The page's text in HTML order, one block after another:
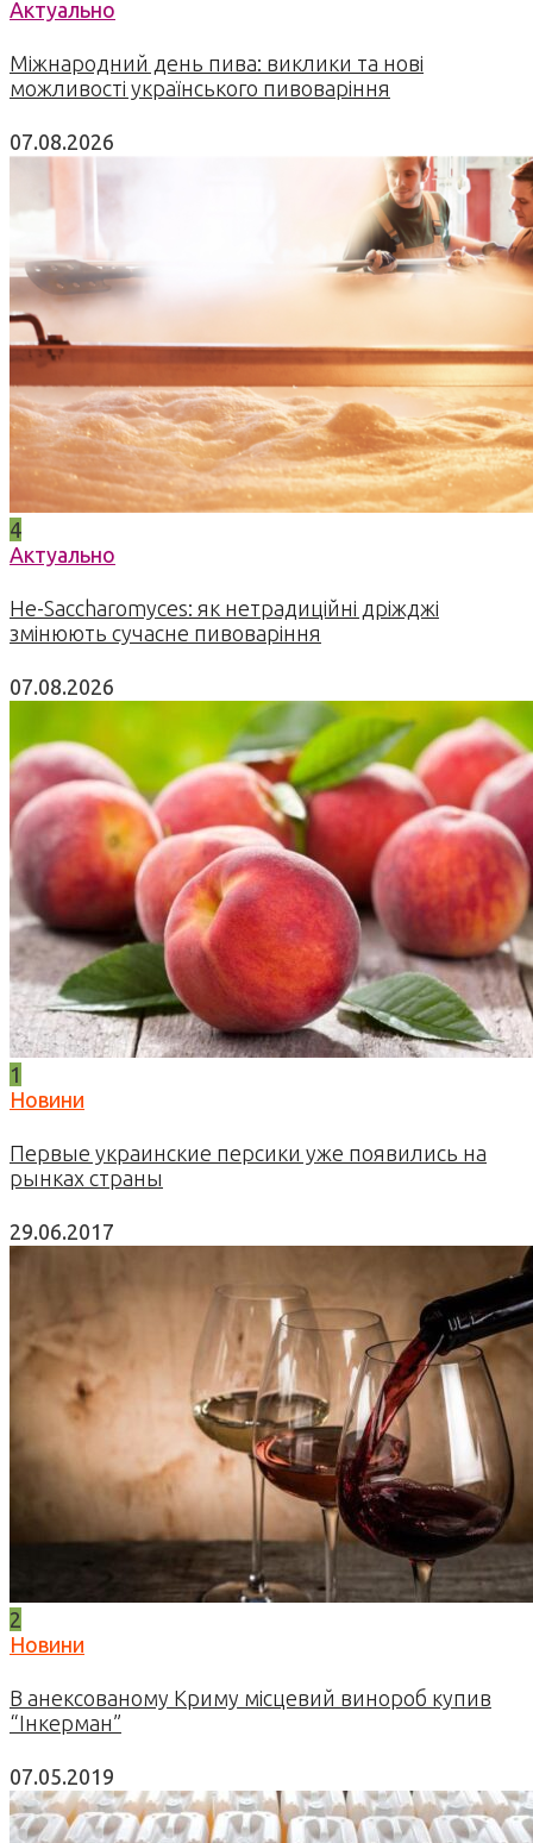
Актуально
Міжнародний день пива: виклики та нові
можливості українського пивоваріння
07.08.2026
4
Актуально
Не-Saccharomyces: як нетрадиційні дріжджі
змінюють сучасне пивоваріння
07.08.2026
1
Новини
Первые украинские персики уже появились на
рынках страны
29.06.2017
2
Новини
В анексованому Криму місцевий винороб купив
“Інкерман”
07.05.2019